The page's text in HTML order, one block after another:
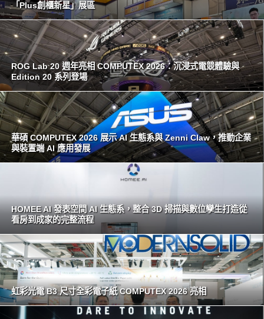
「Plus創櫃新星」展區
ROG Lab 20 週年亮相 COMPUTEX 2026：沉浸式電競體驗與
Edition 20 系列登場
華碩 COMPUTEX 2026 展示 AI 生態系與 Zenni Claw，推動企業
與裝置端 AI 應用發展
HOMEE AI 發表空間 AI 生態系，整合 3D 掃描與數位孿生打造從
看房到成家的完整流程
虹彩光電 B3 尺寸全彩電子紙 COMPUTEX 2026 亮相